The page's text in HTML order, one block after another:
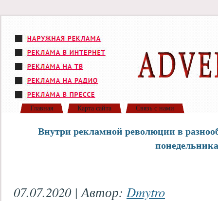
Главная Карта сайта Связь с нами
Внутри рекламной революции в
понедельника
07.07.2020 | Автор: Dmytro